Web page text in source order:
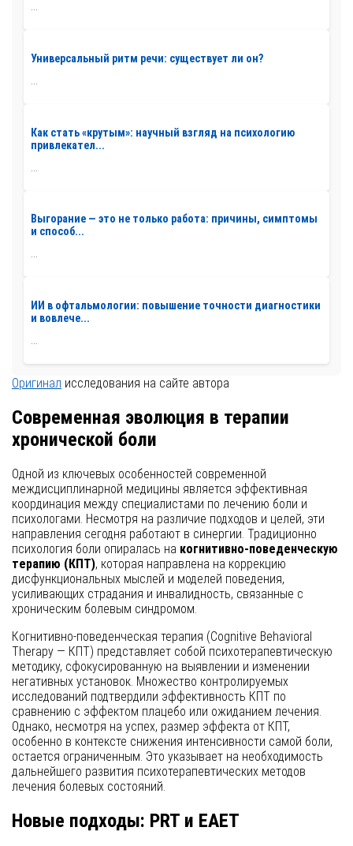
...
Универсальный ритм речи: существует ли он?
Как стать «крутым»: научный взгляд на психологию
привлекател...
Выгорание — это не только работа: причины, симптомы
и способ...
...
ИИ в офтальмологии: повышение точности диагностики
и вовлече...
Оригинал исследования на сайте автора
Современная эволюция в терапии
хронической боли
Одной из ключевых особенностей современной
междисциплинарной медицины является эффективная
координация между специалистами по лечению боли и
психологами. Несмотря на различие подходов и целей, эти
направления сегодня работают в синергии. Традиционно
психология боли опиралась на когнитивно-поведенческую
терапию (КПТ), которая направлена на коррекцию
дисфункциональных мыслей и моделей поведения,
усиливающих страдания и инвалидность, связанные с
хроническим болевым синдромом.
Когнитивно-поведенческая терапия (Cognitive Behavioral
Therapy — КПТ) представляет собой психотерапевтическую
методику, сфокусированную на выявлении и изменении
негативных установок. Множество контролируемых
исследований подтвердили эффективность КПТ по
сравнению с эффектом плацебо или ожиданием лечения.
Однако, несмотря на успех, размер эффекта от КПТ,
особенно в контексте снижения интенсивности самой боли,
остается ограниченным. Это указывает на необходимость
дальнейшего развития психотерапевтических методов
лечения болевых состояний.
Новые подходы: PRT и EAET